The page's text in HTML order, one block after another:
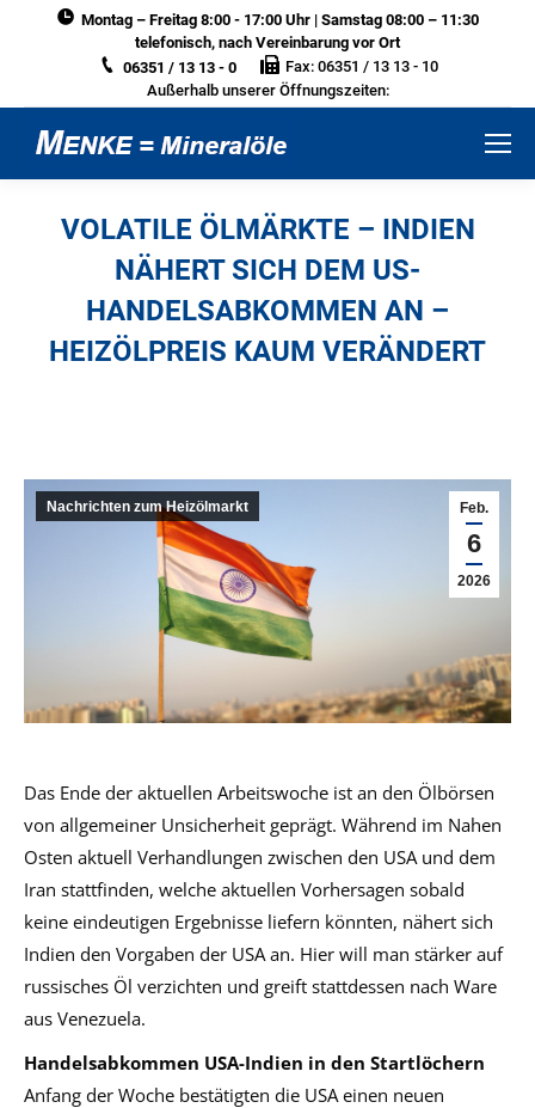
Montag – Freitag 8:00 - 17:00 Uhr | Samstag 08:00 – 11:30
telefonisch, nach Vereinbarung vor Ort
06351 / 13 13 - 0
Fax: 06351 / 13 13 - 10
Außerhalb unserer Öffnungszeiten:
VOLATILE ÖLMÄRKTE – INDIEN
NÄHERT SICH DEM US-
HANDELSABKOMMEN AN –
HEIZÖLPREIS KAUM VERÄNDERT
Feb.
6
2026
Nachrichten zum Heizölmarkt
Das Ende der aktuellen Arbeitswoche ist an den Ölbörsen
von allgemeiner Unsicherheit geprägt. Während im Nahen
Osten aktuell Verhandlungen zwischen den USA und dem
Iran stattfinden, welche aktuellen Vorhersagen sobald
keine eindeutigen Ergebnisse liefern könnten, nähert sich
Indien den Vorgaben der USA an. Hier will man stärker auf
russisches Öl verzichten und greift stattdessen nach Ware
aus Venezuela.
Handelsabkommen USA-Indien in den Startlöchern
Anfang der Woche bestätigten die USA einen neuen